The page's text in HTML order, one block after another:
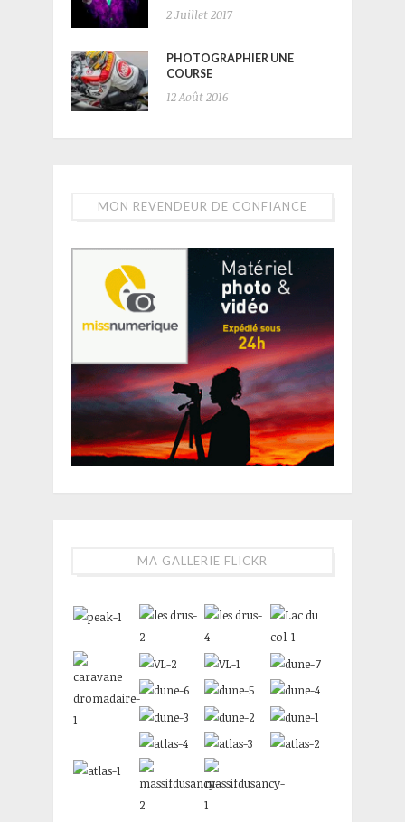
2 Juillet 2017
PHOTOGRAPHIER UNE
COURSE
12 Août 2016
MON REVENDEUR DE CONFIANCE
MA GALLERIE FLICKR